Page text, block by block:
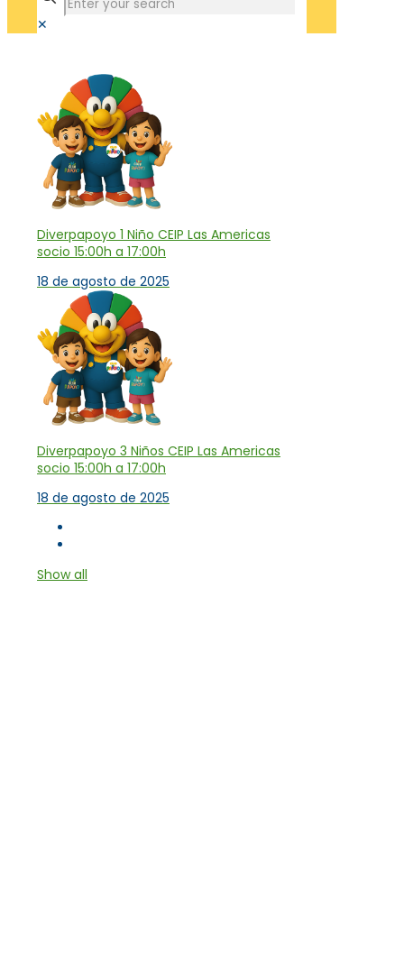
✕
Diverpapoyo 1 Niño CEIP Las Americas
socio 15:00h a 17:00h
18 de agosto de 2025
Diverpapoyo 3 Niños CEIP Las Americas
socio 15:00h a 17:00h
18 de agosto de 2025
Show all